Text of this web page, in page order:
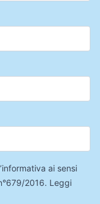
ai sensi
2016. Leggi